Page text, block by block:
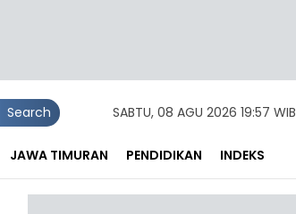
Search SABTU, 08 AGU 2026 19:57 WIB
JAWA TIMURAN PENDIDIKAN INDEKS